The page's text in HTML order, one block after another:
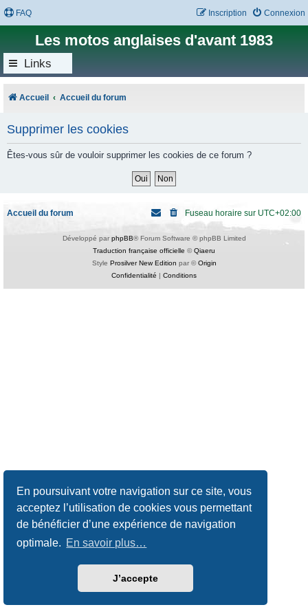
En poursuivant votre navigation sur ce site, vous
acceptez l’utilisation de cookies vous permettant
de bénéficier d’une expérience de navigation
optimale. En savoir plus…
J’accepte
FAQ Connexion
Inscription
Les motos anglaises d'avant 1983
Links
Accueil Accueil du forum
Supprimer les cookies
Êtes-vous sûr de vouloir supprimer les cookies de ce forum ?
Accueil du forum Fuseau horaire sur UTC+02:00
Développé par phpBB® Forum Software © phpBB Limited
Traduction française officielle ©Qiaeru
Style Prosilver New Edition par ©Origin
Confidentialité | Conditions